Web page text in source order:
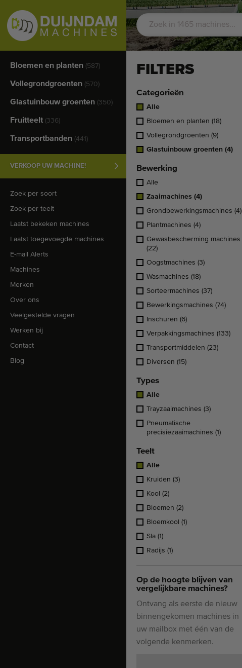
Bloemen en planten (587)
Vollegrondgroenten (570)
Glastuinbouw groenten (350)
Fruitteelt (336)
Transportbanden (441)
VERKOOP UW MACHINE!
Zoek per soort
Zoek per teelt
Laatst bekeken machines
Laatst toegevoegde machines
E-mail Alerts
Machines
Merken
Over ons
Veelgestelde vragen
Werken bij
Contact
Blog
FILTERS
Categorieën
Alle
Bloemen en planten (18)
Vollegrondgroenten (9)
Glastuinbouw groenten (4)
Bewerking
Alle
Zaaimachines (4)
Grondbewerkingsmachines (4)
Plantmachines (4)
Gewasbescherming machines
(22)
Oogstmachines (3)
Wasmachines (18)
Sorteermachines (37)
Bewerkingsmachines (74)
Inschuren (6)
Verpakkingsmachines (133)
Transportmiddelen (23)
Diversen (15)
Types
Alle
Trayzaaimachines (3)
Pneumatische
precisiezaaimachines (1)
Teelt
Alle
Kruiden (3)
Kool (2)
Bloemen (2)
Bloemkool (1)
Sla (1)
Radijs (1)
Op de hoogte blijven van
vergelijkbare machines?
Ontvang als eerste de nieuw
binnengekomen machines in
uw mailbox met één van de
volgende kenmerken.